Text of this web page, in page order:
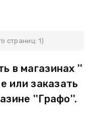
страниц: 1)
в магазинах ''
или заказать
''Графо''.